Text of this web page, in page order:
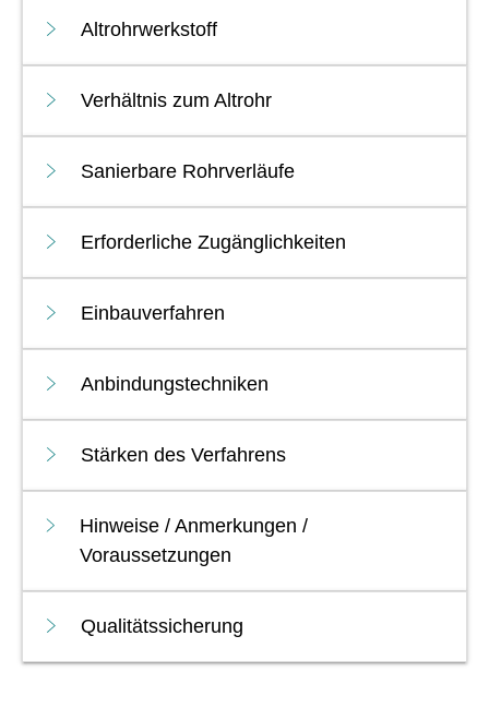
Altrohrwerkstoff
Verhältnis zum Altrohr
Sanierbare Rohrverläufe
Erforderliche Zugänglichkeiten
Einbauverfahren
Anbindungstechniken
Stärken des Verfahrens
Hinweise / Anmerkungen /
Voraussetzungen
Qualitätssicherung